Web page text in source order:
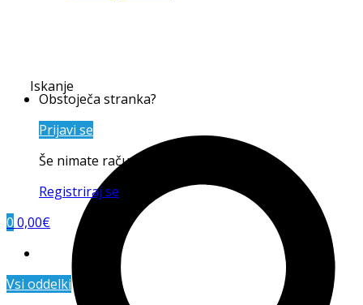
Iskanje
Obstoječa stranka?
Prijavi se
Še nimate računa?
Registriraj se
0 0,00€
Vsi oddelki